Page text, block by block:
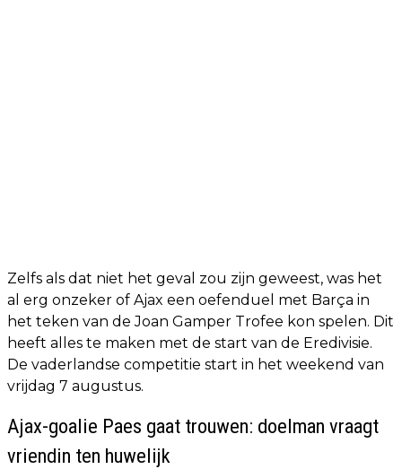
Zelfs als dat niet het geval zou zijn geweest, was het
al erg onzeker of Ajax een oefenduel met Barça in
het teken van de Joan Gamper Trofee kon spelen. Dit
heeft alles te maken met de start van de Eredivisie.
De vaderlandse competitie start in het weekend van
vrijdag 7 augustus.
Ajax-goalie Paes gaat trouwen: doelman vraagt
vriendin ten huwelijk